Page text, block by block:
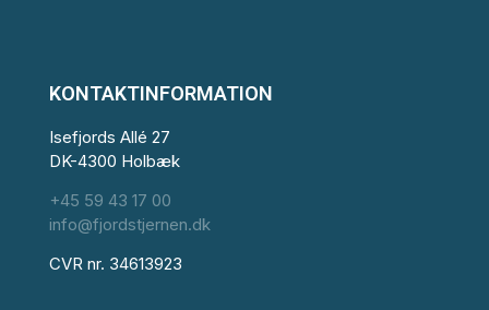
KONTAKTINFORMATION
Isefjords Allé 27
DK-4300 Holbæk
+45 59 43 17 00
info@fjordstjernen.dk
CVR nr. 34613923